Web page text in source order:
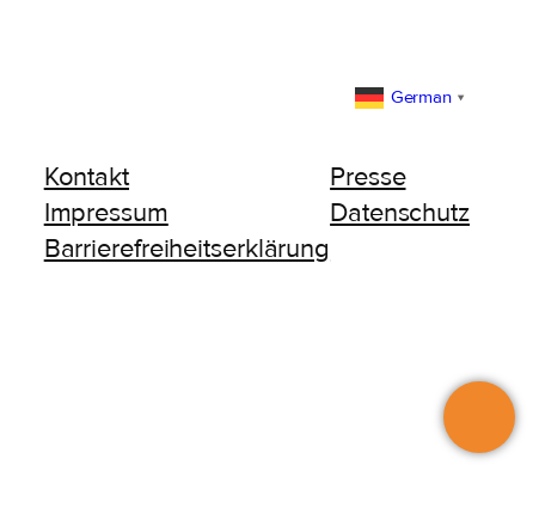
German ▼
Kontakt
Impressum
Barrierefreiheitserklärung
Presse
Datenschutz